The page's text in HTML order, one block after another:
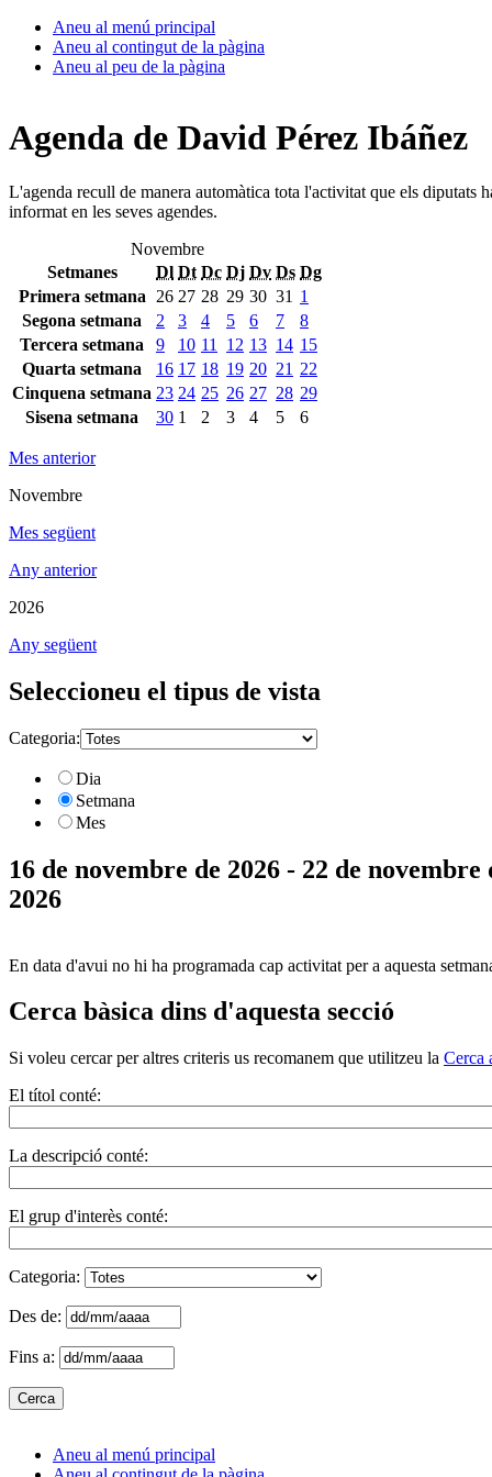
Aneu al menú principal
Aneu al contingut de la pàgina
Aneu al peu de la pàgina
Agenda de David Pérez Ibáñez
L'agenda recull de manera automàtica tota l'activitat que els diputats
informat en les seves agendes.
Novembre
Setmanes
Dl Dt Dc Dj Dv Ds Dg
Primera setmana
26 27 28 29 30 31 1
Segona setmana
2 3 4 5 6 7
8
Tercera setmana
9 10 11 12 13 14 15
Quarta setmana
16 17 18 19 20 21 22
Cinquena setmana 23 24 25 26 27 28 29
Sisena setmana
30 1 2 3 4 5 6
Mes anterior
Novembre
Mes següent
Any anterior
2026
Any següent
Seleccioneu el tipus de vista
Categoria:
Dia
Setmana
Mes
16 de novembre de 2026 - 22 de novembre
2026
En data d'avui no hi ha programada cap activitat per a aquesta
Cerca bàsica dins d'aquesta secció
Si voleu cercar per altres criteris us recomanem que utilitzeu la Cerca
El títol conté:
La descripció conté:
El grup d'interès conté:
Categoria:
Des de:
Fins a:
Aneu al menú principal